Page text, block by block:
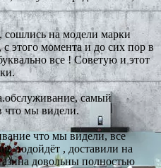
сошлись на модели марки
с этого момента и до сих пор в
все ! Советую и этот
самый
что мы видели.
что мы видели, все
подойдёт , доставили на
довольны полностью